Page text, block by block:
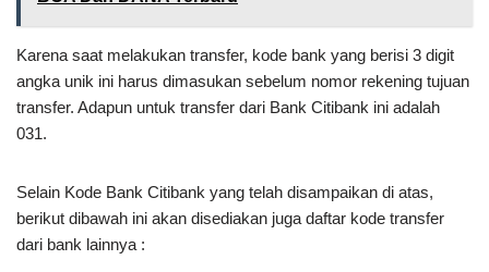
Karena saat melakukan transfer, kode bank yang berisi 3 digit
angka unik ini harus dimasukan sebelum nomor rekening tujuan
transfer. Adapun untuk transfer dari Bank Citibank ini adalah
031.
Selain Kode Bank Citibank yang telah disampaikan di atas,
berikut dibawah ini akan disediakan juga daftar kode transfer
dari bank lainnya :